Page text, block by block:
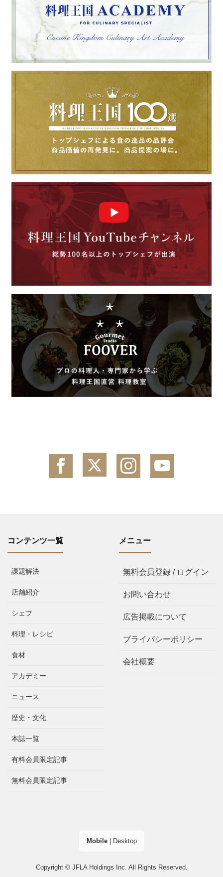
コンテンツ一覧
課題解決
店舗紹介
シェフ
料理・レシピ
食材
アカデミー
ニュース
歴史・文化
本誌一覧
有料会員限定記事
無料会員限定記事
メニュー
無料会員登録 / ログイン
お問い合わせ
広告掲載について
プライバシーポリシー
会社概要
Mobile| Desktop
Copyright © JFLA Holdings Inc. All Rights Reserved.